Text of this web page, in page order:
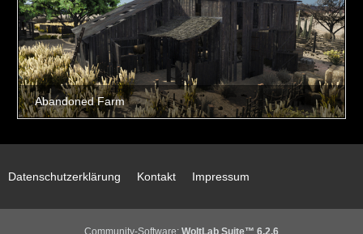
Datenschutzerklärung Kontakt Impressum
Community-Software: WoltLab Suite™ 6.2.6